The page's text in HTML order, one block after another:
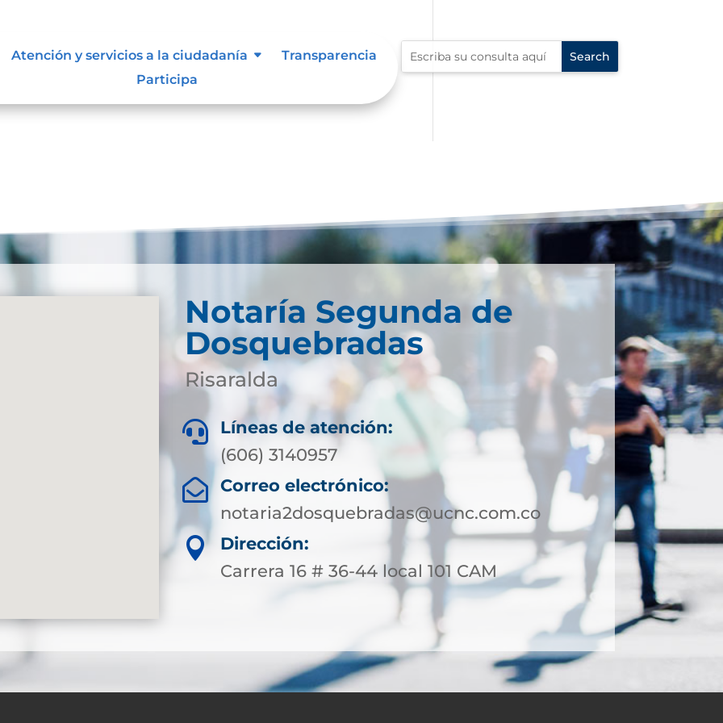
Atención y servicios a la ciudadanía
Transparencia
Participa
Try refining your search, or use the navigation
Notaría Segunda de
Dosquebradas
Risaralda

Líneas de atención:
(606) 3140957

Correo electrónico:
notaria2dosquebradas@ucnc.com.co

Dirección:
Carrera 16 # 36-44 local 101 CAM